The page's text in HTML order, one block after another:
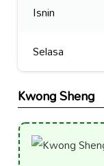
Isnin
Selasa
Kwong Sheng